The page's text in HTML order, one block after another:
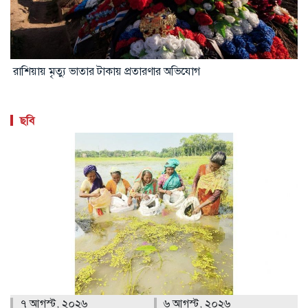
রাশিয়ায় মৃত্যু ভাতার টাকায় প্রতারণার অভিযোগ
ছবি
৭ আগস্ট, ২০২৬ ৬ আগস্ট, ২০২৬